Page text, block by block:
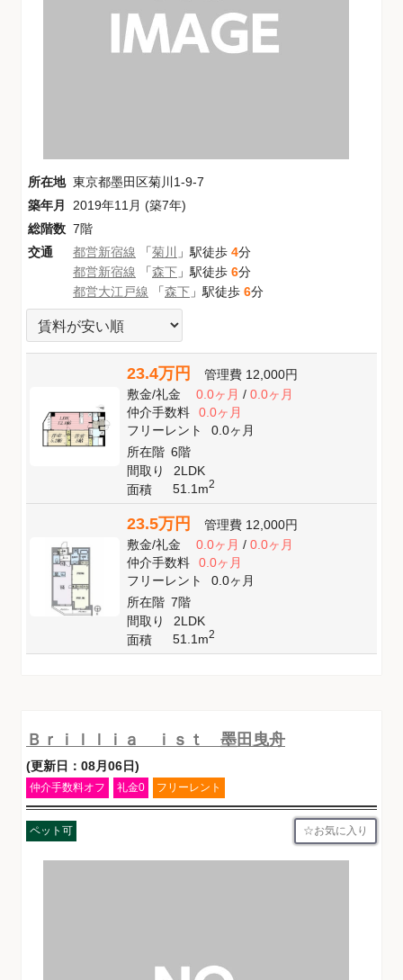
所在地 東京都墨田区菊川1-9-7
築年月
2019年11月 (築7年)
総階数 7階
交通
都営新宿線 「菊川 」駅徒歩 4分
都営新宿線 「森下 」駅徒歩 6分
都営大江戸線 「森下 」駅徒歩 6分
23.4万円 管理費 12,000円
敷金/礼金 0.0ヶ月/ 0.0ヶ月
仲介手数料
0.0ヶ月
フリーレント
0.0ヶ月
所在階 6階
間取り
2LDK
面積
51.1m2
23.5万円 管理費 12,000円
敷金/礼金 0.0ヶ月/ 0.0ヶ月
仲介手数料
0.0ヶ月
フリーレント
0.0ヶ月
所在階 7階
間取り
2LDK
面積
51.1m2
Ｂｒｉｌｌｉａ ｉｓｔ 墨田曳舟
(更新日：08月06日)
仲介手数料オフ 礼金0 フリーレント
ペット可 お気に入り